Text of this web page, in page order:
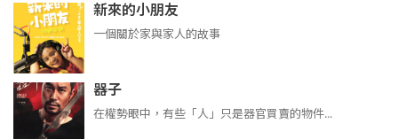
新來的小朋友
一個關於家與家人的故事
器子
在權勢眼中，有些「人」只是器官買賣的物件...